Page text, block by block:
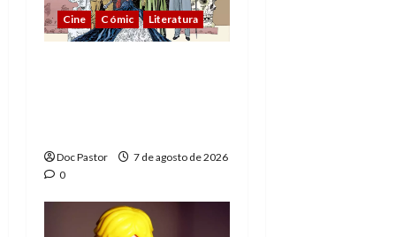
Cine Cómic Literatura
Doc Pastor
7 de agosto de 2026
0